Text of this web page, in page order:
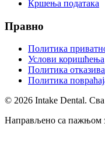
Кршења података
Правно
Политика
Услови коришћења
Политика
Политика
© 2026 Intake Dental.
Направљено са пажњом